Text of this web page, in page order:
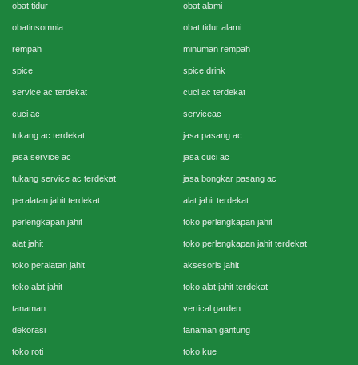
obat tidur obat alami
obatinsomnia obat tidur alami
rempah minuman rempah
spice spice drink
service ac terdekat cuci ac terdekat
cuci ac serviceac
tukang ac terdekat jasa pasang ac
jasa service ac jasa cuci ac
tukang service ac terdekat jasa bongkar pasang ac
peralatan jahit terdekat alat jahit terdekat
perlengkapan jahit toko perlengkapan jahit
alat jahit toko perlengkapan jahit terdekat
toko peralatan jahit aksesoris jahit
toko alat jahit toko alat jahit terdekat
tanaman vertical garden
dekorasi tanaman gantung
toko roti toko kue